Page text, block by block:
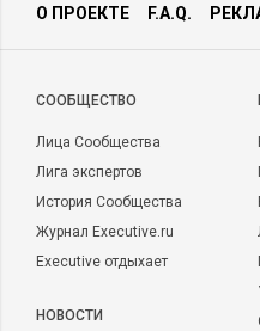
О ПРОЕКТЕ F.A.Q.
CООБЩЕСТВО
Лица Сообщества
Лига экспертов
История Сообщества
Журнал Executive.ru
Executive отдыхает
НОВОСТИ